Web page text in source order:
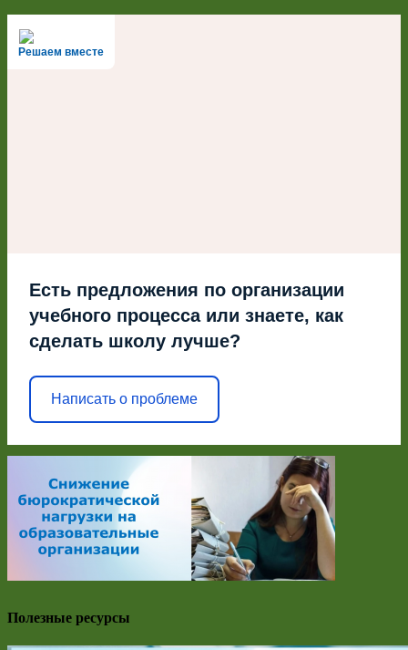
Решаем вместе
Есть предложения по организации
учебного процесса или знаете, как
сделать школу лучше?
Написать о проблеме
Полезные ресурсы